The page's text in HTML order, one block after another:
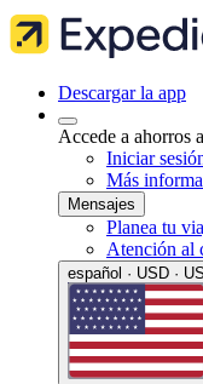
Descargar la app
Accede a ahorros
Iniciar
Más
Mensajes
Planea tu
Atención al
español · USD · US